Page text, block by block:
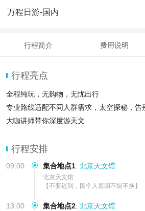
万程日游-国内
行程简介 费用说明
行程亮点
全程纯玩，无购物，无忧出行
专业路线适配不同人群需求，太空探秘，告
大咖讲师带你深度游天文
行程安排
09:00 集合地点1: 北京天文馆
北京天文馆
【不要迟到，因个人原因不退不换】
13:00 集合地点2: 北京天文馆